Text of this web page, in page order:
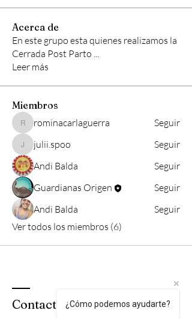
Acerca de
En este grupo esta quienes realizamos la
Cerrada Post Parto ...
Leer más
Miembros
rominacarlaguerra
rominacarlaguerra Seguir
julii.spoojulii.spoo
Seguir
Andi Balda
Seguir
Guardianas Origen
Seguir
Andi Balda
Seguir
Ver todos los miembros (6)
Contacto ¿Cómo podemos ayudarte?